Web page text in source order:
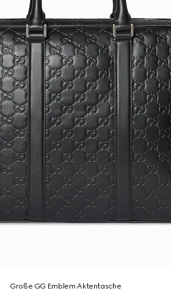
Große GG Emblem Aktentasche